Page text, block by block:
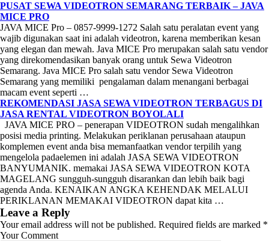
PUSAT SEWA VIDEOTRON SEMARANG TERBAIK – JAVA
MICE PRO
JAVA MICE Pro – 0857-9999-1272 Salah satu peralatan event yang
wajib digunakan saat ini adalah videotron, karena memberikan kesan
yang elegan dan mewah. Java MICE Pro merupakan salah satu vendor
yang direkomendasikan banyak orang untuk Sewa Videotron
Semarang. Java MICE Pro salah satu vendor Sewa Videotron
Semarang yang memiliki pengalaman dalam menangani berbagai
macam event seperti …
REKOMENDASI JASA SEWA VIDEOTRON TERBAGUS DI
JASA RENTAL VIDEOTRON BOYOLALI
JAVA MICE PRO – penerapan VIDEOTRON sudah mengalihkan
posisi media printing. Melakukan periklanan perusahaan ataupun
komplemen event anda bisa memanfaatkan vendor terpilih yang
mengelola padaelemen ini adalah JASA SEWA VIDEOTRON
BANYUMANIK. memakai JASA SEWA VIDEOTRON KOTA
MAGELANG sungguh-sungguh disarankan dan lebih baik bagi
agenda Anda. KENAIKAN ANGKA KEHENDAK MELALUI
PERIKLANAN MEMAKAI VIDEOTRON dapat kita …
Leave a Reply
Your email address will not be published. Required fields are marked *
Your Comment